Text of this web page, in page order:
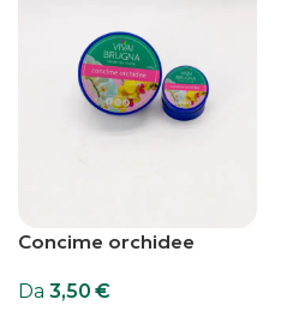
Concime orchidee
Da 3,50 €